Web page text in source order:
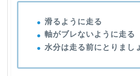
滑るように走る
軸がブレないように走る
水分は走る前にとりまし